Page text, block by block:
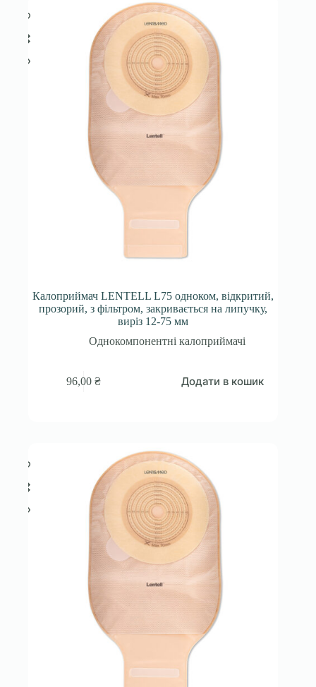
Калоприймач LENTELL L75 одноком, відкритий,
прозорий, з фільтром, закривається на липучку,
виріз 12-75 мм
Однокомпонентні калоприймачі
96,00₴ Додати в кошик